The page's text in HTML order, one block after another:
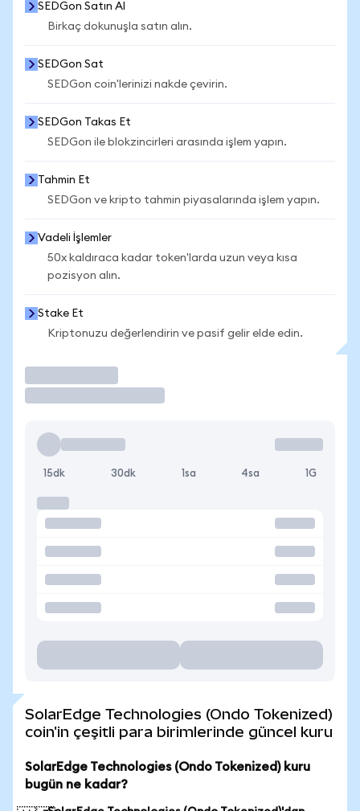
SEDGon Satın Al
Birkaç dokunuşla satın alın.
SEDGon Sat
SEDGon coin'lerinizi nakde çevirin.
SEDGon Takas Et
SEDGon ile blokzincirleri arasında işlem yapın.
Tahmin Et
SEDGon ve kripto tahmin piyasalarında işlem yapın.
Vadeli İşlemler
50x kaldıraca kadar token'larda uzun veya kısa
pozisyon alın.
Stake Et
Kriptonuzu değerlendirin ve pasif gelir elde edin.
15dk 30dk 1sa 4sa 1G
SolarEdge Technologies (Ondo Tokenized)
coin'in çeşitli para birimlerinde güncel kuru
SolarEdge Technologies (Ondo Tokenized) kuru
bugün ne kadar?